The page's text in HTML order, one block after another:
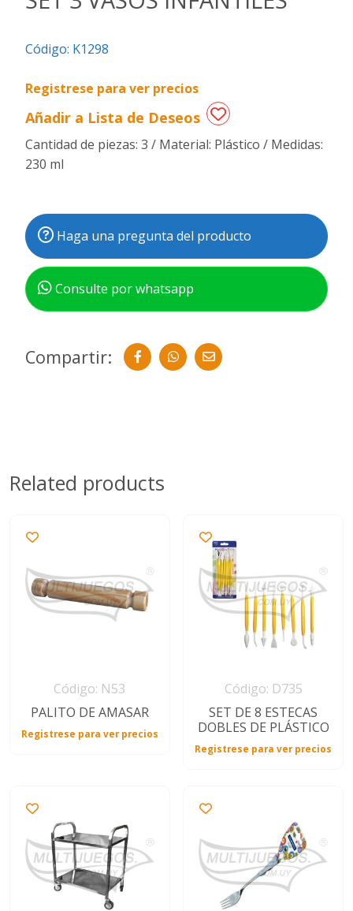
de
especiales
Código: K1298
Registrese para ver precios
Añadir a Lista de Deseos
Cantidad de piezas: 3 / Material: Plástico / Medidas:
230 ml
Haga una pregunta del producto
Consulte por whatsapp
Compartir:
Related products
Código: N53
PALITO DE AMASAR
Registrese para ver precios
Código: D735
SET DE 8 ESTECAS
DOBLES DE PLÁSTICO
Registrese para ver precios